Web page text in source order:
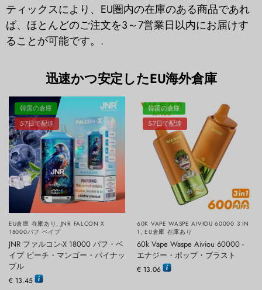
ティックスにより、EU圏内の在庫のある商品であれ
ば、ほとんどのご注文を3～7営業日以内にお届けす
ることが可能です。.
迅速かつ安定したEU海外倉庫
韓国の倉庫
5-7日で配達
EU倉庫 在庫あり , JNR FALCON X
18000パフ ベイプ
JNR ファルコン-X 18000 パフ・ベ
イプ ピーチ・マンゴー・パイナッ
プル
€ 13.45
韓国の倉庫
5-7日で配達
60K VAPE WASPE AIVIOU 60000 3 IN
1 ,EU倉庫 在庫あり
60k Vape Waspe Aiviou 60000 -
エナジー・ポップ・ブラスト
€ 13.06